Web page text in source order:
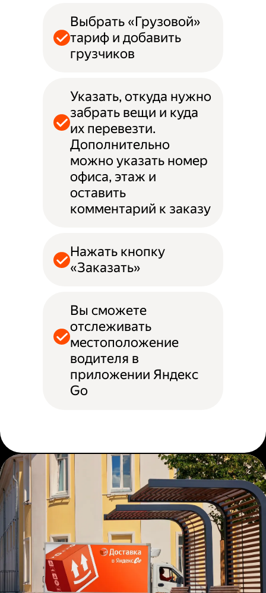
Выбрать «Грузовой»
тариф и добавить
грузчиков
Указать, откуда нужно
забрать вещи и куда
их перевезти.
Дополнительно
можно указать номер
офиса, этаж и
оставить
комментарий к заказу
Нажать кнопку
«Заказать»
Вы сможете
отслеживать
местоположение
водителя в
приложении Яндекс
Go